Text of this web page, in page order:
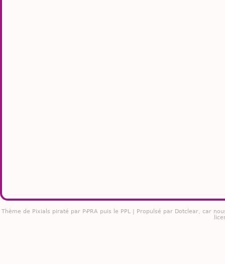
Thème de Pixials piraté par PꝒRA puis le PPL | Propulsé par Dotclear, car